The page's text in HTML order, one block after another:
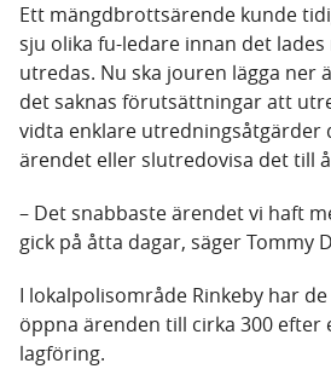
Ett mängdbrottsärende kunde
sju olika fu-ledare innan det
utredas. Nu ska jouren lägga ner
det saknas förutsättningar att
vidta enklare utredningsåtgärder
ärendet eller slutredovisa det till
– Det snabbaste ärendet vi haft
gick på åtta dagar, säger Tommy
I lokalpolisområde Rinkeby har
öppna ärenden till cirka 300
lagföring.